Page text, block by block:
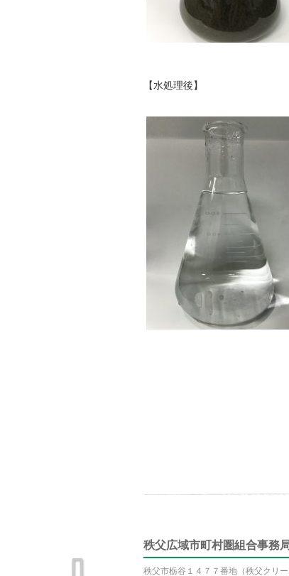
【水処理後】
秩父広域市町村圏組合事務
秩父市栃谷１４７７番地（秩父クリ